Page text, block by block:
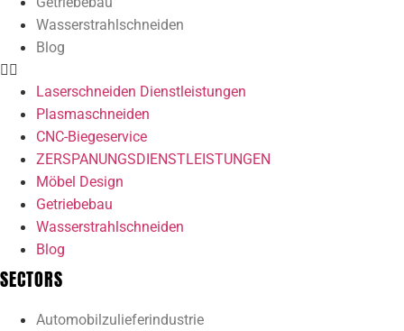
Wasserstrahlschneiden
Blog
Laserschneiden Dienstleistungen
Plasmaschneiden
CNC-Biegeservice
ZERSPANUNGSDIENSTLEISTUNGEN
Möbel Design
Getriebebau
Wasserstrahlschneiden
Blog
SECTORS
Automobilzulieferindustrie